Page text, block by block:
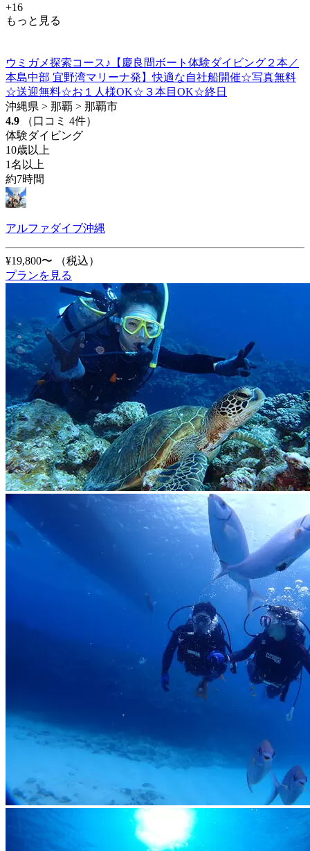
+16
もっと見る
ウミガメ探索コース♪【慶良間ボート体験ダイビング２本／
本島中部 宜野湾マリーナ発】快適な自社船開催☆写真無料
☆送迎無料☆お１人様OK☆３本目OK☆終日
沖縄県 > 那覇 > 那覇市
4.9
（口コミ 4件）
体験ダイビング
10歳以上
1名以上
約7時間
アルファダイブ沖縄
¥19,800〜
（税込）
プランを見る